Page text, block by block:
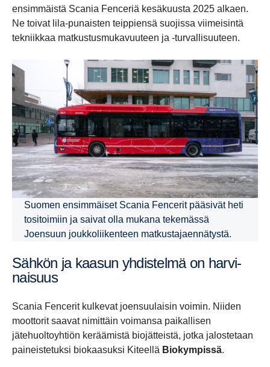
ensimmäistä Scania Fenceriä kesäkuusta 2025 alkaen.
Ne toivat lila-punaisten teippiensä suojissa viimeisintä
tekniikkaa matkustusmukavuuteen ja -turvallisuuteen.
Suomen ensimmäiset Scania Fencerit pääsivät heti
tositoimiin ja saivat olla mukana tekemässä
Joensuun joukkoliikenteen matkustajaennätystä.
Sähkön ja kaasun yhdis­telmä on harvi­
nai­suus
Scania Fencerit kulkevat joensuulaisin voimin. Niiden
moottorit saavat nimittäin voimansa paikallisen
jätehuoltoyhtiön keräämistä biojätteistä, jotka jalostetaan
paineistetuksi biokaasuksi Kiteellä Biokympissä.